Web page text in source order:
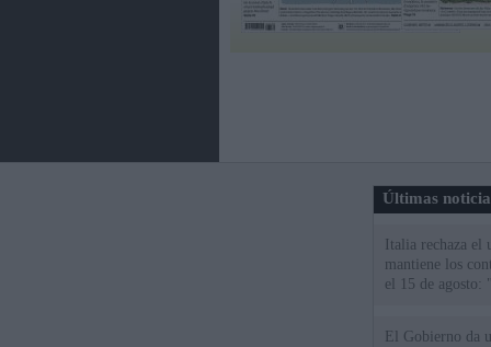
Últimas
Italia rechaza
mantiene los
el 15 de agosto:
El Gobierno da